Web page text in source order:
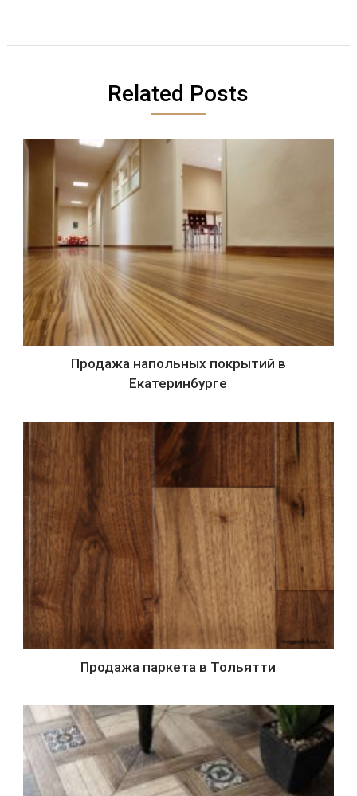
Related Posts
Продажа напольных покрытий в
Екатеринбурге
Продажа паркета в Тольятти